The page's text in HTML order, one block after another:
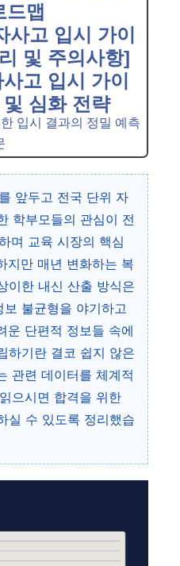
드맵
고 입시 가이
및 주의사항]
고 입시 가이
심화 전략
입시 결과의 정밀 예측
앞두고 전국 단위 자
학부모들의 관심이 전
며 교육 시장의 핵심
지만 매년 변화하는 복
이한 내신 산출 방식은
불균형을 야기하고
운 단편적 정보들 속에
하기란 결코 쉽지 않은
관련 데이터를 체계적
으시면 합격을 위한
실 수 있도록 정리했습